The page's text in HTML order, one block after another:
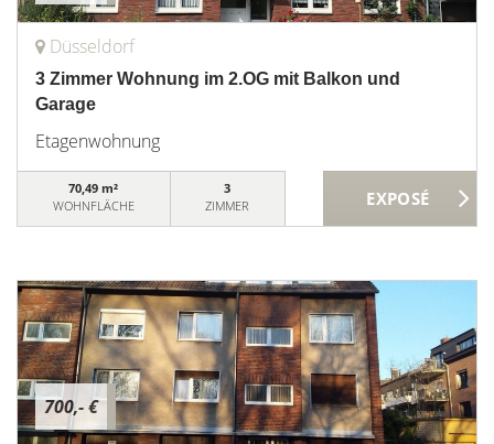
Düsseldorf
3 Zimmer Wohnung im 2.OG mit Balkon und
Garage
Etagenwohnung
70,49 m²
WOHNFLÄCHE
3
ZIMMER
700,- €